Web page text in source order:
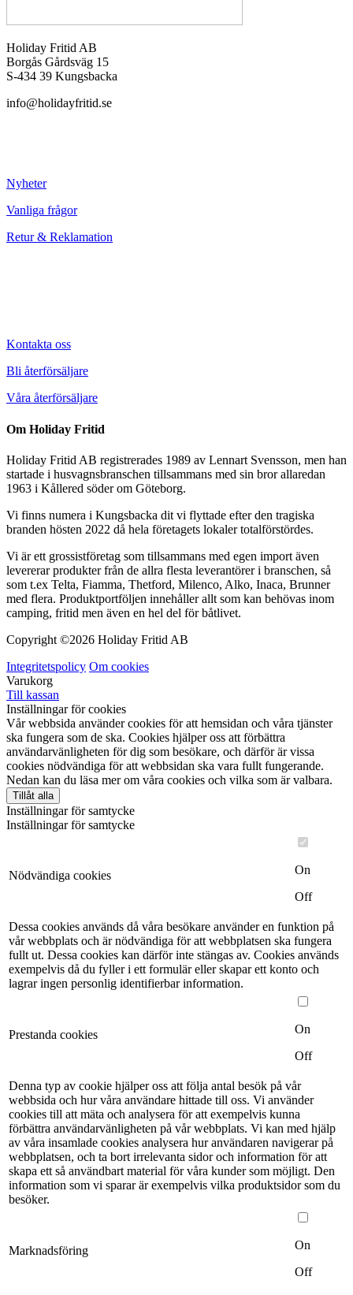
Holiday Fritid AB
Borgås Gårdsväg 15
S-434 39 Kungsbacka
info@holidayfritid.se
Nyheter
Vanliga frågor
Retur & Reklamation
Kontakta oss
Bli återförsäljare
Våra återförsäljare
Om Holiday Fritid
Holiday Fritid AB registrerades 1989 av Lennart Svensson, men han
startade i husvagnsbranschen tillsammans med sin bror allaredan
1963 i Kållered söder om Göteborg.
Vi finns numera i Kungsbacka dit vi flyttade efter den tragiska
branden hösten 2022 då hela företagets lokaler totalförstördes.
Vi är ett grossistföretag som tillsammans med egen import även
levererar produkter från de allra flesta leverantörer i branschen, så
som t.ex Telta, Fiamma, Thetford, Milenco, Alko, Inaca, Brunner
med flera. Produktportföljen innehåller allt som kan behövas inom
camping, fritid men även en hel del för båtlivet.
Copyright ©2026 Holiday Fritid AB
Integritetspolicy Om cookies
Varukorg
Till kassan
Inställningar för cookies
Vår webbsida använder cookies för att hemsidan och våra tjänster
ska fungera som de ska. Cookies hjälper oss att förbättra
användarvänligheten för dig som besökare, och därför är vissa
cookies nödvändiga för att webbsidan ska vara fullt fungerande.
Nedan kan du läsa mer om våra cookies och vilka som är valbara.
Tillåt alla
Inställningar för samtycke
Inställningar för samtycke
Nödvändiga cookies
On
Off
Dessa cookies används då våra besökare använder en funktion på
vår webbplats och är nödvändiga för att webbplatsen ska fungera
fullt ut. Dessa cookies kan därför inte stängas av. Cookies används
exempelvis då du fyller i ett formulär eller skapar ett konto och
lagrar ingen personlig identifierbar information.
Prestanda cookies
On
Off
Denna typ av cookie hjälper oss att följa antal besök på vår
webbsida och hur våra användare hittade till oss. Vi använder
cookies till att mäta och analysera för att exempelvis kunna
förbättra användarvänligheten på vår webbplats. Vi kan med hjälp
av våra insamlade cookies analysera hur användaren navigerar på
webbplatsen, och ta bort irrelevanta sidor och information för att
skapa ett så användbart material för våra kunder som möjligt. Den
information som vi sparar är exempelvis vilka produktsidor som du
besöker.
Marknadsföring
On
Off